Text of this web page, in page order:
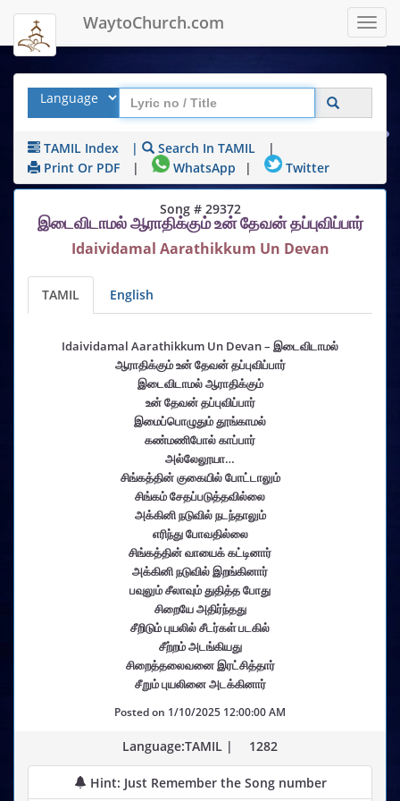
WaytoChurch.com
TAMIL Index | Search In TAMIL
|
Print Or PDF
| WhatsApp | Twitter
Song # 29372
இடைவிடாமல் ஆராதிக்கும் உன் தேவன் தப்புவிப்பார்
Idaividamal Aarathikkum Un Devan
TAMIL English
Idaividamal Aarathikkum Un Devan – இடைவிடாமல்
ஆராதிக்கும் உன் தேவன் தப்புவிப்பார்
இடைவிடாமல் ஆராதிக்கும்
உன் தேவன் தப்புவிப்பார்
இமைப்பொழுதும் தூங்காமல்
கண்மணிபோல் காப்பார்
அல்லேலூயா…
சிங்கத்தின் குகையில் போட்டாலும்
சிங்கம் சேதப்படுத்தவில்லை
அக்கினி நடுவில் நடந்தாலும்
எரிந்து போவதில்லை
சிங்கத்தின் வாயைக் கட்டினார்
அக்கினி நடுவில் இறங்கினார்
பவுலும் சீலாவும் துதித்த போது
சிறையே அதிர்ந்தது
சீறிடும் புயலில் சீடர்கள் படகில்
சீற்றம் அடங்கியது
சிறைத்தலைவனை இரட்சித்தார்
சீறும் புயலினை அடக்கினார்
Posted on 1/10/2025 12:00:00 AM
Language:TAMIL | 1282
Hint: Just Remember the Song number